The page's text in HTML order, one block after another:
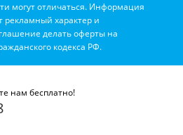
могут отличаться. Информация
рекламный характер и
делать оферты на
кодекса РФ.
нам бесплатно!